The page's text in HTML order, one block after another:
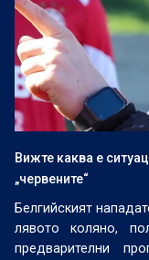
Вижте каква е
„червените“
Белгийският
лявото коляно,
предварителни